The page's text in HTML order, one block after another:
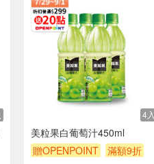
4入
美粒果白葡萄汁450ml
贈OPENPOINT
滿額9折